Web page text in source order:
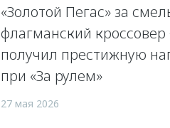
«Золотой Пегас» за
флагманский кроссовер
получил престижную
при «За рулем»
27 мая 2026